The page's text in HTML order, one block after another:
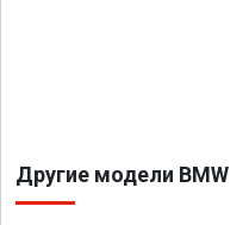
Другие модели BMW